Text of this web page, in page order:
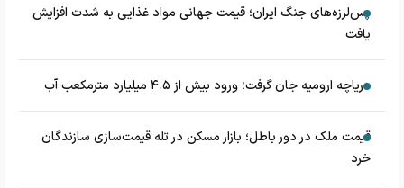
پس‌لرزه‌های جنگ ایران؛ قیمت جهانی مواد غذایی به شدت افزایش
یافت
دریاچه ارومیه جان گرفت؛ ورود بیش از ۴.۵ میلیارد مترمکعب آب
قیمت ملک در دور باطل؛ بازار مسکن در تله قیمت‌سازی سازندگان
خرد